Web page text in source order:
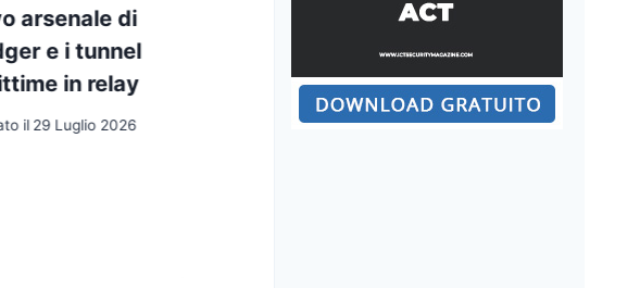
arsenale di
e i tunnel
in relay
il 29 Luglio 2026
Un’AI indebolisce HAWK: la
crittanalisi post-quantum cambia
scala
A cura di:Redazione Pubblicato il29 Luglio 2026